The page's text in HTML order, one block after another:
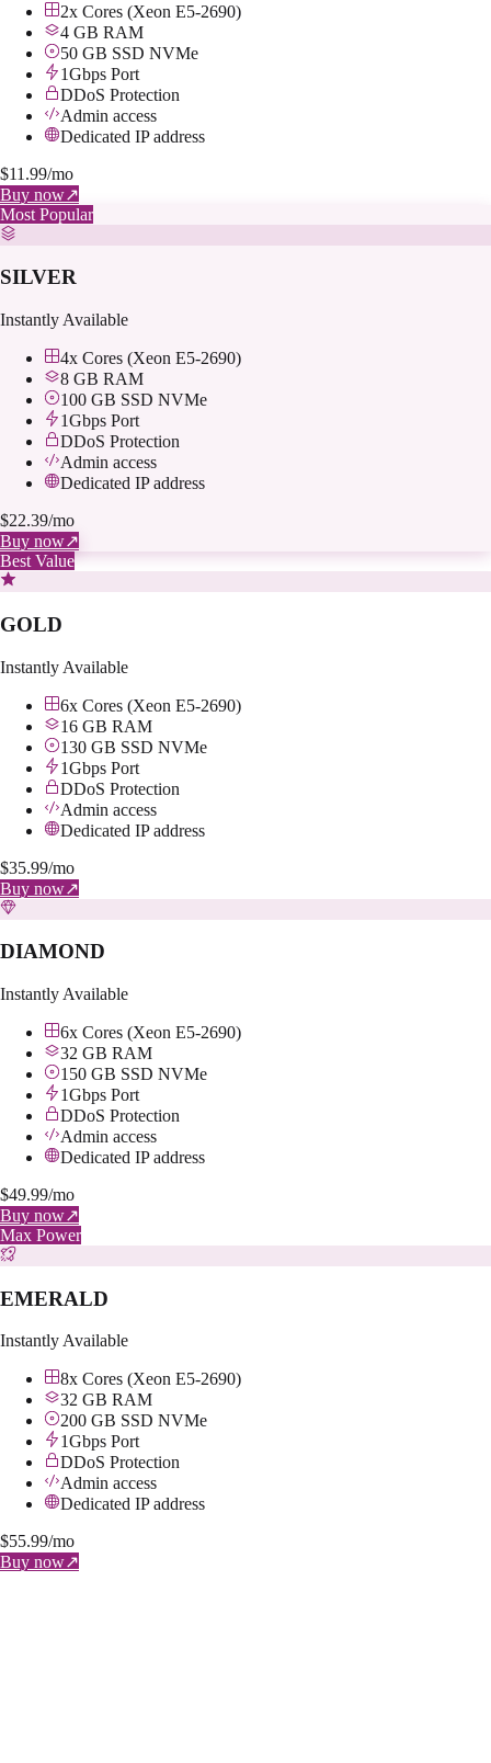
2x Cores (Xeon E5-2690)
4 GB RAM
50 GB SSD NVMe
1Gbps Port
DDoS Protection
Admin access
Dedicated IP address
$11.99/mo
Buy now↗
Most Popular
SILVER
Instantly Available
4x Cores (Xeon E5-2690)
8 GB RAM
100 GB SSD NVMe
1Gbps Port
DDoS Protection
Admin access
Dedicated IP address
$22.39/mo
Buy now↗
Best Value
GOLD
Instantly Available
6x Cores (Xeon E5-2690)
16 GB RAM
130 GB SSD NVMe
1Gbps Port
DDoS Protection
Admin access
Dedicated IP address
$35.99/mo
Buy now↗
DIAMOND
Instantly Available
6x Cores (Xeon E5-2690)
32 GB RAM
150 GB SSD NVMe
1Gbps Port
DDoS Protection
Admin access
Dedicated IP address
$49.99/mo
Buy now↗
Max Power
EMERALD
Instantly Available
8x Cores (Xeon E5-2690)
32 GB RAM
200 GB SSD NVMe
1Gbps Port
DDoS Protection
Admin access
Dedicated IP address
$55.99/mo
Buy now↗